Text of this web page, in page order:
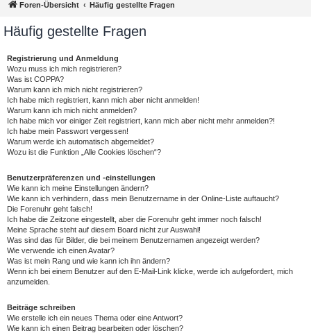
Foren-Übersicht Häufig gestellte Fragen
Häufig gestellte Fragen
Registrierung und Anmeldung
Wozu muss ich mich registrieren?
Was ist COPPA?
Warum kann ich mich nicht registrieren?
Ich habe mich registriert, kann mich aber nicht anmelden!
Warum kann ich mich nicht anmelden?
Ich habe mich vor einiger Zeit registriert, kann mich aber nicht mehr anmelden?!
Ich habe mein Passwort vergessen!
Warum werde ich automatisch abgemeldet?
Wozu ist die Funktion „Alle Cookies löschen“?
Benutzerpräferenzen und -einstellungen
Wie kann ich meine Einstellungen ändern?
Wie kann ich verhindern, dass mein Benutzername in der Online-Liste auftaucht?
Die Forenuhr geht falsch!
Ich habe die Zeitzone eingestellt, aber die Forenuhr geht immer noch falsch!
Meine Sprache steht auf diesem Board nicht zur Auswahl!
Was sind das für Bilder, die bei meinem Benutzernamen angezeigt werden?
Wie verwende ich einen Avatar?
Was ist mein Rang und wie kann ich ihn ändern?
Wenn ich bei einem Benutzer auf den E-Mail-Link klicke, werde ich aufgefordert, mich
anzumelden.
Beiträge schreiben
Wie erstelle ich ein neues Thema oder eine Antwort?
Wie kann ich einen Beitrag bearbeiten oder löschen?